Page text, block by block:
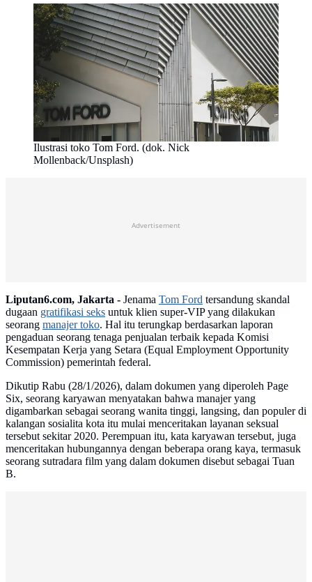
Ilustrasi toko Tom Ford. (dok. Nick
Mollenback/Unsplash)
Advertisement
Liputan6.com, Jakarta - Jenama Tom Ford tersandung skandal
dugaan gratifikasi seks untuk klien super-VIP yang dilakukan
seorang manajer toko. Hal itu terungkap berdasarkan laporan
pengaduan seorang tenaga penjualan terbaik kepada Komisi
Kesempatan Kerja yang Setara (Equal Employment Opportunity
Commission) pemerintah federal.
Dikutip Rabu (28/1/2026), dalam dokumen yang diperoleh Page
Six, seorang karyawan menyatakan bahwa manajer yang
digambarkan sebagai seorang wanita tinggi, langsing, dan populer di
kalangan sosialita kota itu mulai menceritakan layanan seksual
tersebut sekitar 2020. Perempuan itu, kata karyawan tersebut, juga
menceritakan hubungannya dengan beberapa orang kaya, termasuk
seorang sutradara film yang dalam dokumen disebut sebagai Tuan
B.